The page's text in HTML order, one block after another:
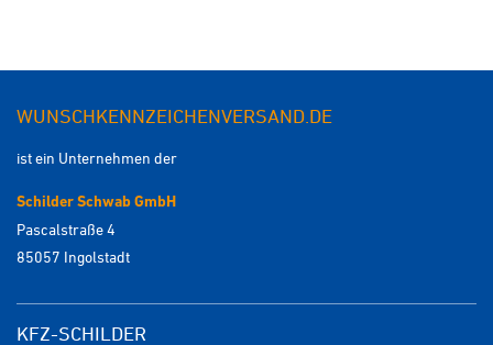
WUNSCHKENNZEICHENVERSAND.DE
ist ein Unternehmen der
Schilder Schwab GmbH
Pascalstraße 4
85057 Ingolstadt
KFZ-SCHILDER